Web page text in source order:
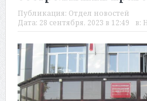
Публикация: Отдел новостей
Дата: 28 сентября, 2023 в 12:49 в: